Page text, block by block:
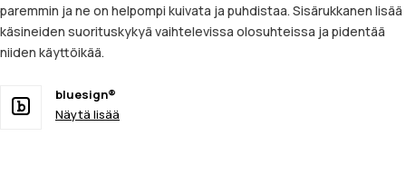
paremmin ja ne on helpompi kuivata ja puhdistaa. Sisärukkanen lisää
käsineiden suorituskykyä vaihtelevissa olosuhteissa ja pidentää
niiden käyttöikää.
bluesign®
Näytä lisää